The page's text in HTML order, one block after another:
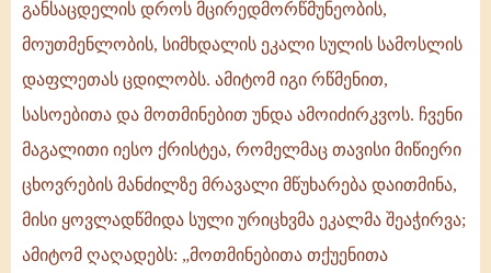
განსაცდელის დროს მცირედმორწმუნეობის,
მოუთმენლობის, სიმხდალის ეკალი სულის სამოსლის
დაფლეთას ცდილობს. ამიტომ იგი რწმენით,
სასოებითა და მოთმინებით უნდა ამოიძირკვოს. ჩვენი
მაგალითი იესო ქრისტეა, რომელმაც თავისი მიწიერი
ცხოვრების მანძილზე მრავალი მწუხარება დაითმინა,
მისი ყოვლადწმიდა სული ურიცხვმა ეკალმა შეაჭირვა;
ამიტომ ღაღადებს: „მოთმინებითა თქუენითა